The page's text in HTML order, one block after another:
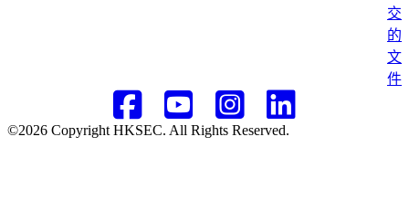
交
的
文
件
©2026 Copyright HKSEC. All Rights Reserved.